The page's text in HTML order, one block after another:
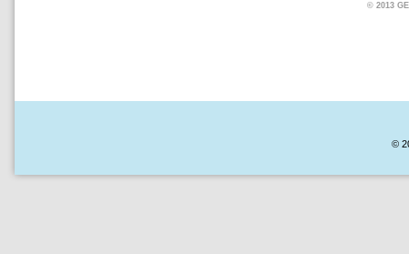
© 2013
©